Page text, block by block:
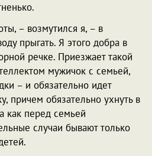
– возмутился я, – в
прыгать. Я этого добра в
речке. Приезжает такой
мужичок с семьей,
– и обязательно идет
причем обязательно ухнуть в
как перед семьей
случаи бывают только